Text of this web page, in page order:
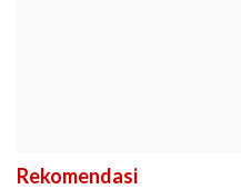
Rekomendasi